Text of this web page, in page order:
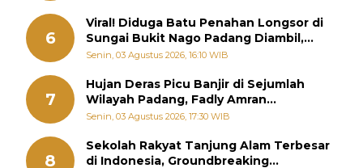
6
Viral! Diduga Batu Penahan Longsor di
Sungai Bukit Nago Padang Diambil,
Warga Khawatir Bencana Terulang
Senin, 03 Agustus 2026, 16:10 WIB
7
Hujan Deras Picu Banjir di Sejumlah
Wilayah Padang, Fadly Amran
Perintahkan OPD Siaga
Senin, 03 Agustus 2026, 17:30 WIB
8
Sekolah Rakyat Tanjung Alam Terbesar
di Indonesia, Groundbreaking